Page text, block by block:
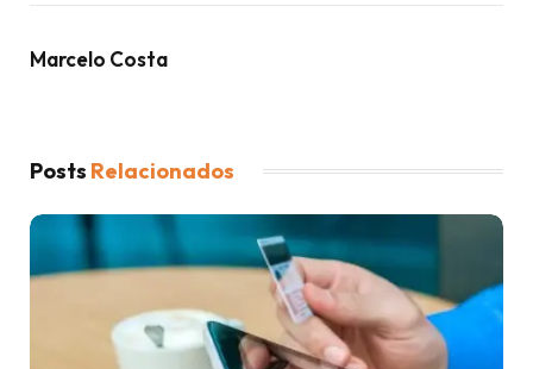
Marcelo Costa
Posts Relacionados